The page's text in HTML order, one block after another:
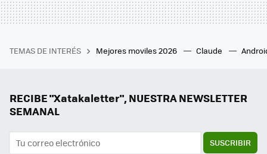
TEMAS DE INTERÉS Mejores moviles 2026 Claude
RECIBE "Xatakaletter", NUESTRA NEWSLETTER
SEMANAL
SUSCRIBIR